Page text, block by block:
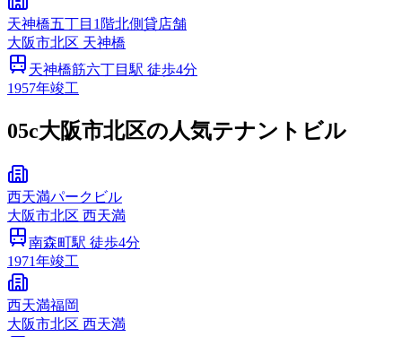
天神橋五丁目1階北側貸店舗
大阪市北区 天神橋
天神橋筋六丁目 駅 徒歩4分
1957年竣工
05c大阪市北区の人気テナントビル
西天満パークビル
大阪市北区 西天満
南森町駅 徒歩4分
1971年竣工
西天満福岡
大阪市北区 西天満